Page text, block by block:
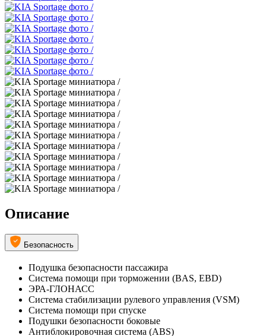
Описание
Безопасность
Подушка безопасности пассажира
Система помощи при торможении (BAS, EBD)
ЭРА-ГЛОНАСС
Система стабилизации рулевого управления (VSM)
Система помощи при спуске
Подушки безопасности боковые
Антиблокировочная система (ABS)